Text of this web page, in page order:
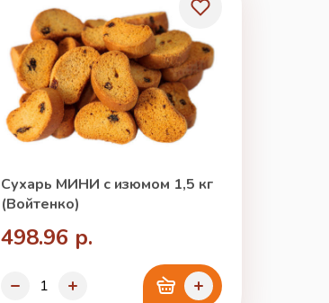
Сухарь МИНИ с изюмом 1,5 кг
(Войтенко)
498.96 р.